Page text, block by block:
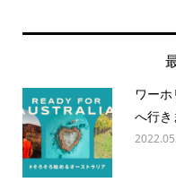
ワー
へ行き